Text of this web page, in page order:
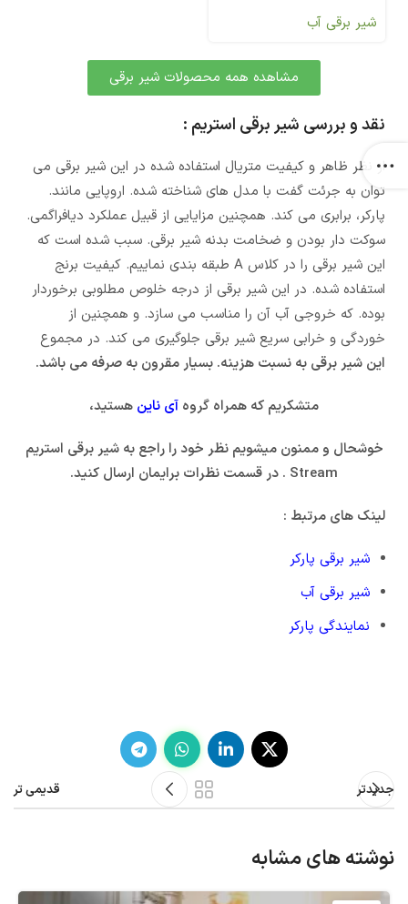
شیر برقی آب
مشاهده همه محصولات شیر برقی
نقد و بررسی شیر برقی استریم :
از نظر ظاهر و کیفیت متریال استفاده شده در این شیر برقی می
توان به جرئت گفت با مدل های شناخته شده. اروپایی مانند.
پارکر، برابری می کند. همچنین مزایایی از قبیل عملکرد دیافراگمی.
سوکت دار بودن و ضخامت بدنه شیر برقی. سبب شده است که
این شیر برقی را در کلاس A طبقه بندی نماییم. کیفیت برنج
استفاده شده. در این شیر برقی از درجه خلوص مطلوبی برخوردار
بوده. که خروجی آب آن را مناسب می سازد. و همچنین از
خوردگی و خرابی سریع شیر برقی جلوگیری می کند. در مجموع
این شیر برقی به نسبت هزینه. بسیار مقرون به صرفه می باشد.
متشکریم که همراه گروه آی ناین هستید،
خوشحال و ممنون میشویم نظر خود را راجع به شیر برقی استریم
Stream . در قسمت نظرات برایمان ارسال کنید.
لینک های مرتبط :
شیر برقی پارکر
شیر برقی آب
نمایندگی پارکر
جدیدتر قدیمی تر
نوشته های مشابه